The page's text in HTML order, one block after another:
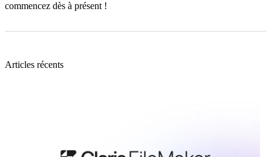
commencez dès à présent !
Articles récents